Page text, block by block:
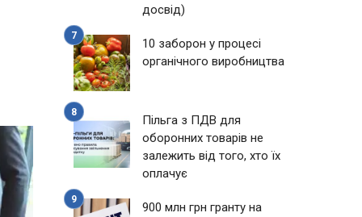
досвід)
10 заборон у процесі
органічного виробництва
Пільга з ПДВ для
оборонних товарів не
залежить від того, хто їх
оплачує
900 млн грн гранту на